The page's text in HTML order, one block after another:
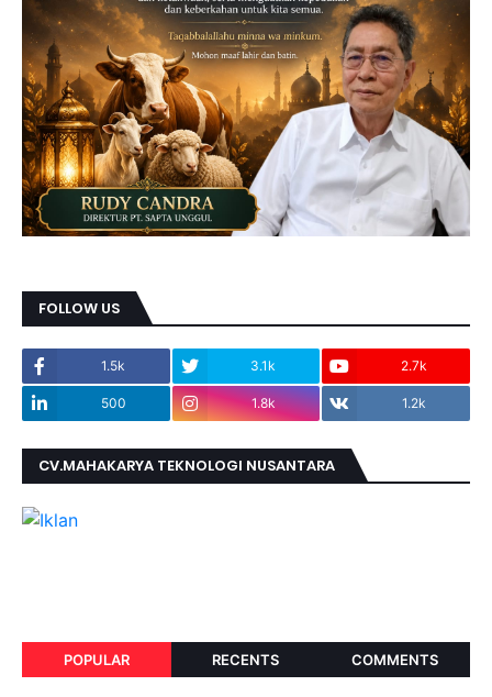
FOLLOW US
1.5k 3.1k 2.7k
500 1.8k 1.2k
CV.MAHAKARYA TEKNOLOGI NUSANTARA
POPULAR RECENTS COMMENTS